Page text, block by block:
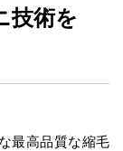
技術を
最高品質な縮毛